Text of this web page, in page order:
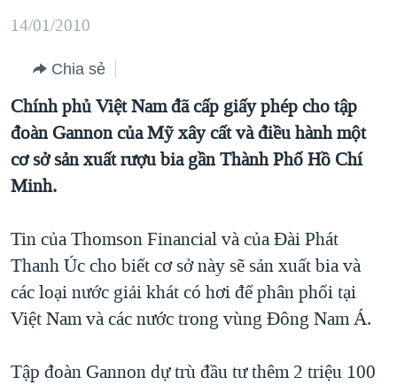
chính
hướng
chính
Đi
tới
THẾ GIỚI
DIỄN ĐÀN
MỤC
TỰ DO BÁO CHÍ
VẠCH TRẦN TIN GIẢ
ĐỜI SỐNG
KINH TẾ
KHOA HỌC
VĂN HOÁ
CHUYÊN ĐỀ
CHIẾN TRANH THƯƠNG MẠI CỦA MỸ: QUÁ KHỨ VÀ HIỆN
TẠI
MỘT NĂM CHIẾN TRANH TẠI DẢI GAZA
GIẢI MÃ VÀNH ĐAI & CON ĐƯỜNG
NGÀY TỊ NẠN THẾ GIỚI
HỌC TIẾNG ANH
NGHE
MẠNG XÃ HỘI
Ngôn ngữ khác
14/01/2010
Chia sẻ
Chính phủ Việt Nam đã cấp giấy phép cho tập
đoàn Gannon của Mỹ xây cất và điều hành một
cơ sở sản xuất rượu bia gần Thành Phố Hồ Chí
Minh.
Tin của Thomson Financial và của Đài Phát
Thanh Úc cho biết cơ sở này sẽ sản xuất bia và
các loại nước giải khát có hơi để phân phối tại
Việt Nam và các nước trong vùng Đông Nam Á.
Tập đoàn Gannon dự trù đầu tư thêm 2 triệu 100